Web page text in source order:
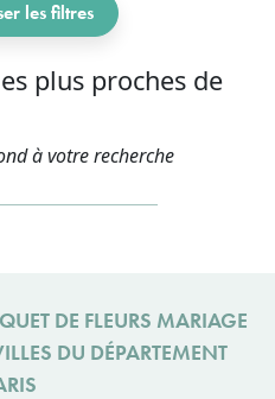
les filtres
plus proches de
à votre recherche
DE FLEURS MARIAGE
DU DÉPARTEMENT